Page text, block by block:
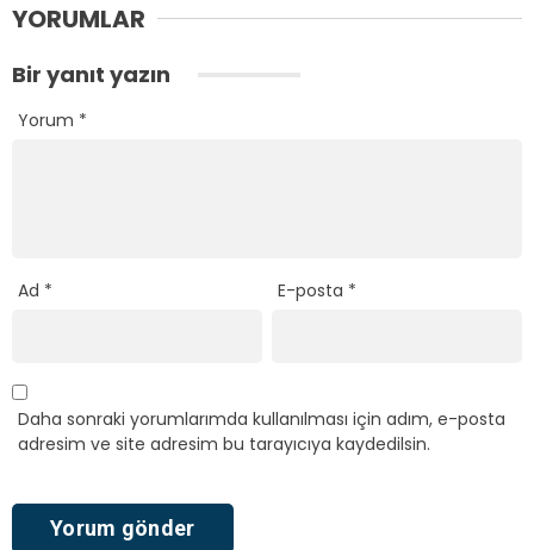
YORUMLAR
Bir yanıt yazın
Yorum *
Ad * E-posta *
Daha sonraki yorumlarımda kullanılması için adım, e-posta
adresim ve site adresim bu tarayıcıya kaydedilsin.